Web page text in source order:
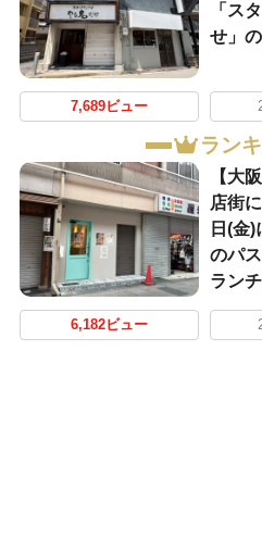
「ス
せ」
7,689ビュー
ラン
【大
店街
日(金
のパ
ラン
6,182ビュー